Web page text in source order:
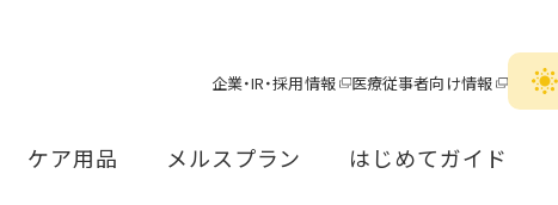
企業・IR・採用情報 医療従事者向け情報
ケア用品 メルスプラン はじめてガイド